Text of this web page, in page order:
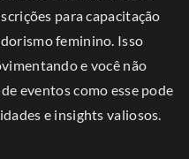
para capacitação
feminino. Isso
e você não
eventos como esse pode
e insights valiosos.